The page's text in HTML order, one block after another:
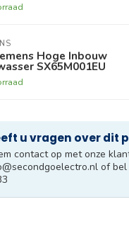
Hoge Inbouw
SX65M001EU
u vragen over dit
contact op met onze
of bel